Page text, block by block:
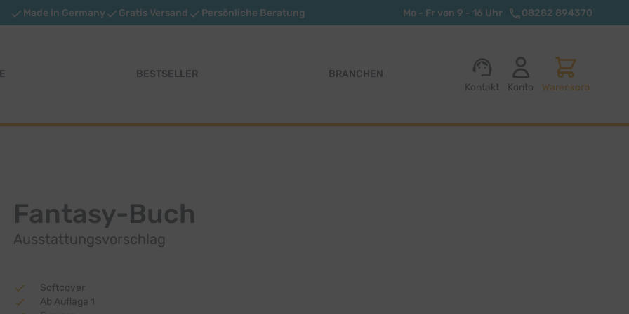
Made in Germany Gratis Versand Persönliche Beratung Mo - Fr von 9 - 16 Uhr 08282 894370
BESTSELLER
BRANCHEN
Kontakt
Konto Warenkorb
Fantasy-Buch
Ausstattungsvorschlag
Softcover
Ab Auflage 1